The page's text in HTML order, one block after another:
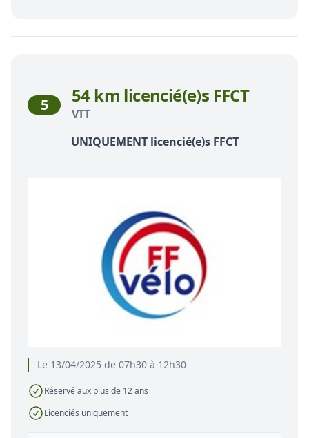
Le 13/04/2025 de 07h30 à 12h30
Réservé aux plus de 12 ans
Licenciés uniquement
5 54 km licencié(e)s FFCT
VTT
UNIQUEMENT licencié(e)s FFCT